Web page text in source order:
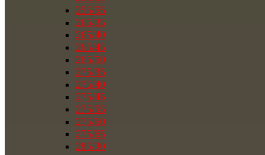
255/55
265/35
265/40
265/45
265/50
275/35
275/40
275/45
275/55
275/60
275/65
285/30